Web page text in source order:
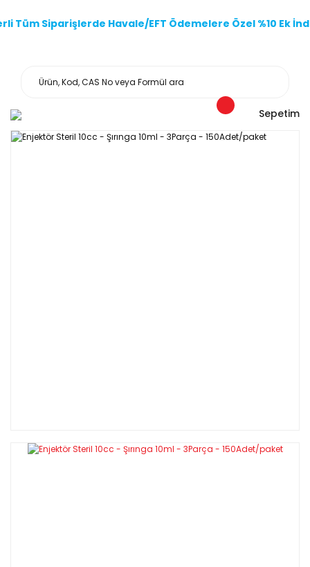
Tüm Siparişlerde Havale/EFT Ödemelere Özel %10 Ek
Sepetim